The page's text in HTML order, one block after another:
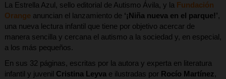
La Estrella Azul, sello editorial de Autismo Ávila, y la Fundación
Orange anuncian el lanzamiento de ‘¡Niña nueva en el parque!’,
una nueva lectura infantil que tiene por objetivo acercar de
manera sencilla y cercana el autismo a la sociedad y, en especial,
a los más pequeños.
En sus 32 páginas, escritas por la autora y experta en literatura
infantil y juvenil Cristina Leyvae ilustradas por Rocío Martínez,